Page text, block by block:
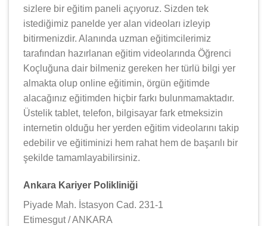
sizlere bir eğitim paneli açıyoruz. Sizden tek
istediğimiz panelde yer alan videoları izleyip
bitirmenizdir. Alanında uzman eğitimcilerimiz
tarafından hazırlanan eğitim videolarında Öğrenci
Koçluğuna dair bilmeniz gereken her türlü bilgi yer
almakta olup online eğitimin, örgün eğitimde
alacağınız eğitimden hiçbir farkı bulunmamaktadır.
Üstelik tablet, telefon, bilgisayar fark etmeksizin
internetin olduğu her yerden eğitim videolarını takip
edebilir ve eğitiminizi hem rahat hem de başarılı bir
şekilde tamamlayabilirsiniz.
Ankara Kariyer Polikliniği
Piyade Mah. İstasyon Cad. 231-1
Etimesgut / ANKARA